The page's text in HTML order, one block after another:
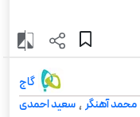
گاج
محمد آهنگر ،سعید احمدی